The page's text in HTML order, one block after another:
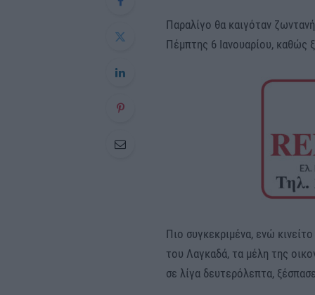
Παραλίγο θα καιγόταν
Πέμπτης 6 Ιανουαρίου, καθώς
Πιο συγκεκριμένα, ενώ
του Λαγκαδά, τα μέλη της
σε λίγα δευτερόλεπτα,